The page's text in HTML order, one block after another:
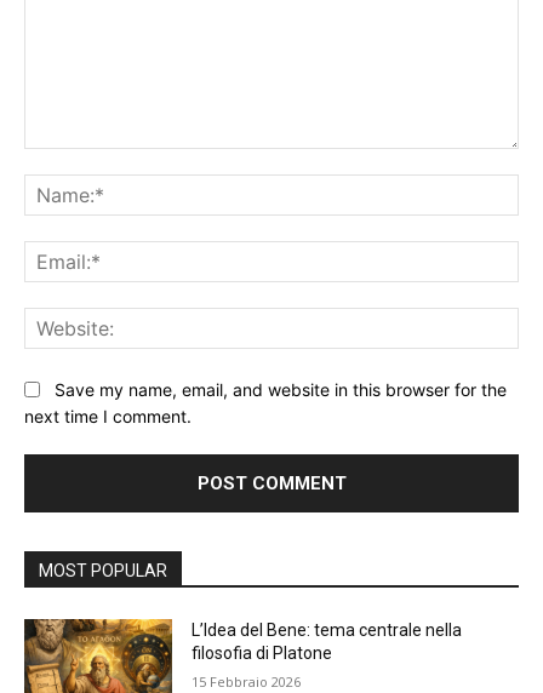
Save my name, email, and website in this browser for the
next time I comment.
MOST POPULAR
L’Idea del Bene: tema centrale nella
filosofia di Platone
15 Febbraio 2026